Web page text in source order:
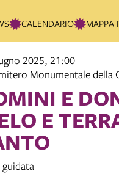
CALENDARIO MAPPA
2025, 21:00
Monumentale della
E
E